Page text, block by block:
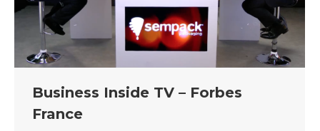
Business Inside TV – Forbes
France